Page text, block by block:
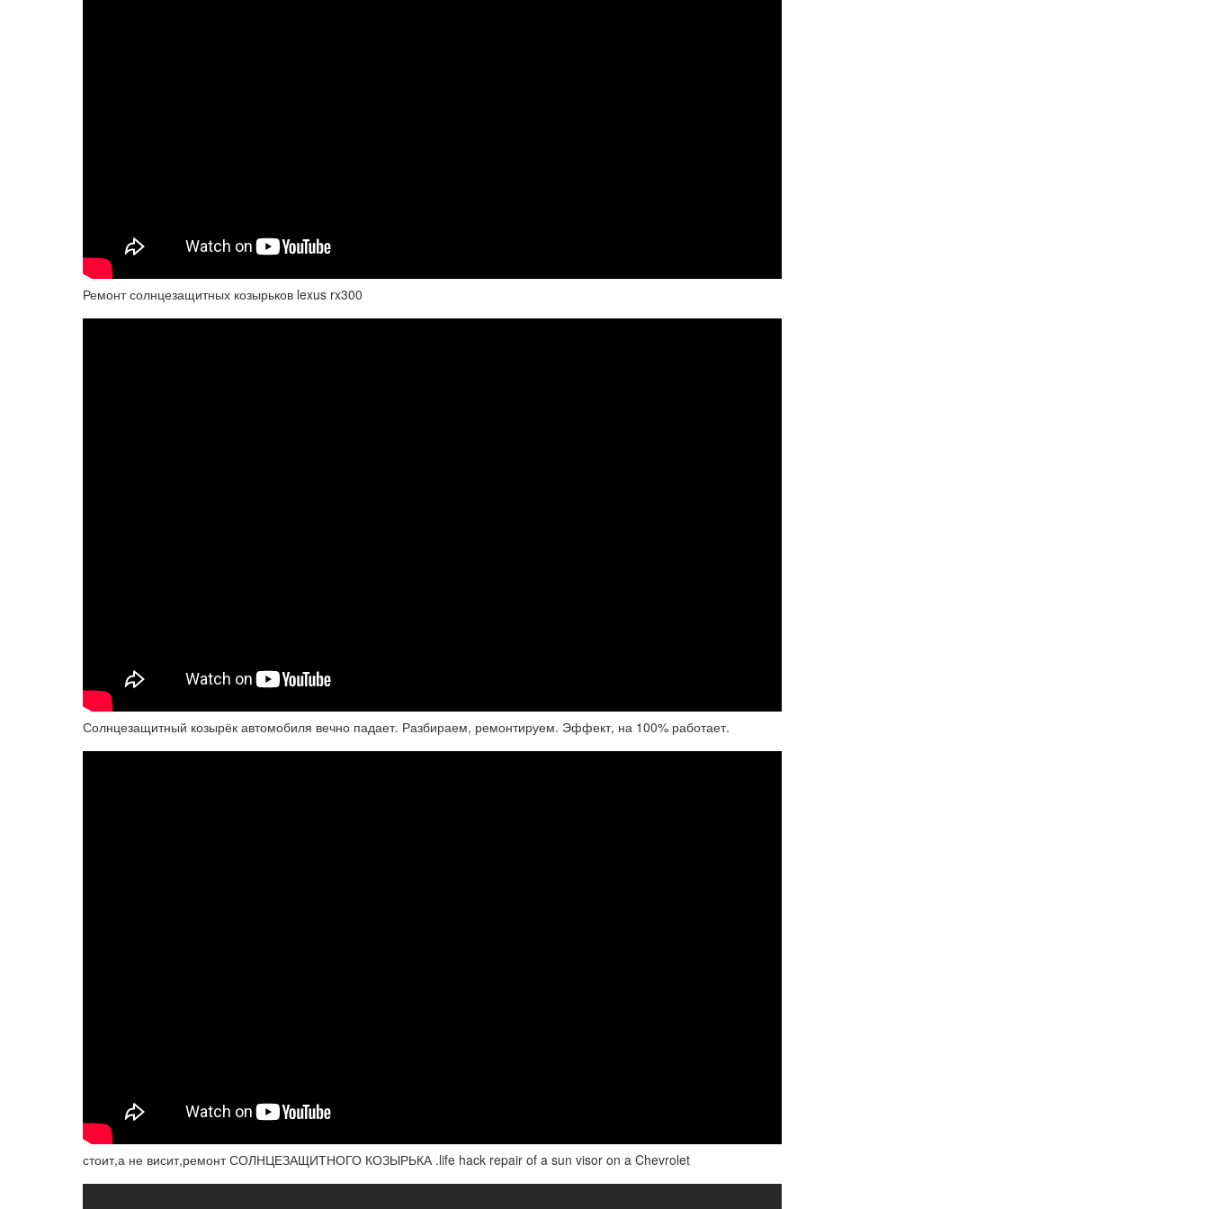
Ремонт солнцезащитных козырьков lexus rx300
Солнцезащитный козырёк автомобиля вечно падает. Разбираем, ремонтируем. Эффект, на 100% работает.
стоит,а не висит,ремонт СОЛНЦЕЗАЩИТНОГО КОЗЫРЬКА .life hack repair of a sun visor on a Chevrolet